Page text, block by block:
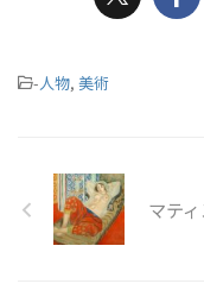
-人物, 美術
マテ